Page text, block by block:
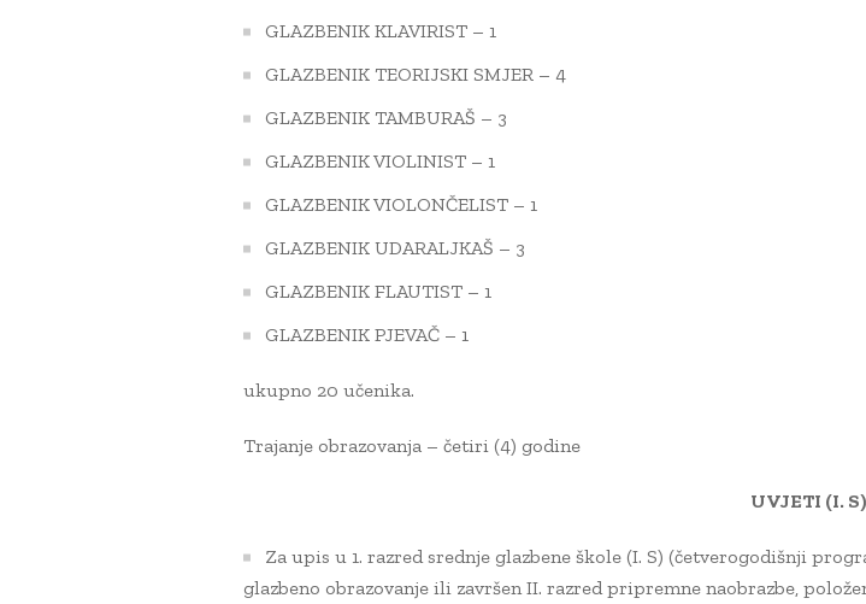
GLAZBENIK KLAVIRIST – 1
GLAZBENIK TEORIJSKI SMJER – 4
GLAZBENIK TAMBURAŠ – 3
GLAZBENIK VIOLINIST – 1
GLAZBENIK VIOLONČELIST – 1
GLAZBENIK UDARALJKAŠ – 3
GLAZBENIK FLAUTIST – 1
GLAZBENIK PJEVAČ – 1
ukupno 20 učenika.
Trajanje obrazovanja – četiri (4) godine
UVJETI (I. S)
Za upis u 1. razred srednje glazbene škole (I. S) (četverogodišnji
glazbeno obrazovanje ili završen II. razred pripremne naobrazbe,